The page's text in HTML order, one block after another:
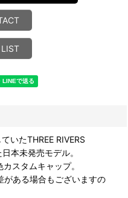
いたTHREE RIVERS
本未発売モデル。
スタムキャップ。
ある場合もございますの